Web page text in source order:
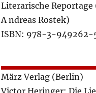
Literarische
A ndreas Rostek)
ISBN: 978-3-949262-
März Verlag (Berlin)